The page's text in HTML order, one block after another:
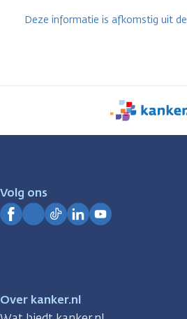
Deze informatie is afkomstig uit de
We
zijn
Volg ons
Over kanker.nl